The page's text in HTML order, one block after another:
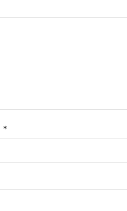
*